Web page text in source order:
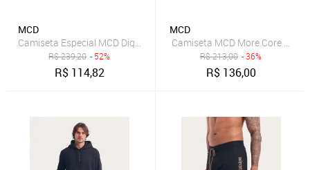
MCD
Camiseta Especial MCD Digital Logomania
R$239,20 - 52%
R$ 114,82
MCD
Camiseta MCD More Core
R$213,00 - 36%
R$ 136,00